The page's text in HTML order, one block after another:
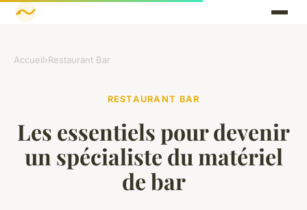
Accueil›Restaurant Bar
RESTAURANT BAR
Les essentiels pour devenir
un spécialiste du matériel
de bar